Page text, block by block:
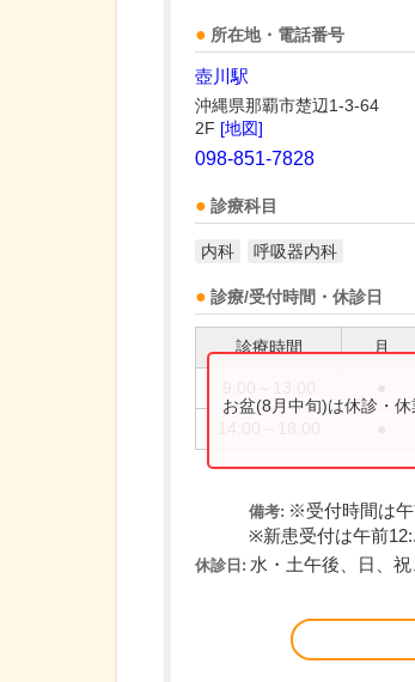
所在地・電話番号
壺川駅
沖縄県那覇市楚辺1-3-64
2F [地図]
098-851-7828
診療科目
内科 呼吸器内科
診療/受付時間・休診日
診療時間 月
お盆(8月中旬)は休診・
備考: ※受付時間は午
※新患受付は午前
休診日: 水・土午後、日、